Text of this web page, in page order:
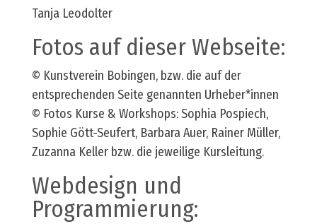
Tanja Leodolter
Fotos auf dieser Webseite:
© Kunstverein Bobingen, bzw. die auf der
entsprechenden Seite genannten Urheber*innen
© Fotos Kurse & Workshops: Sophia Pospiech,
Sophie Gött-Seufert, Barbara Auer, Rainer Müller,
Zuzanna Keller bzw. die jeweilige Kursleitung.
Webdesign und
Programmierung: